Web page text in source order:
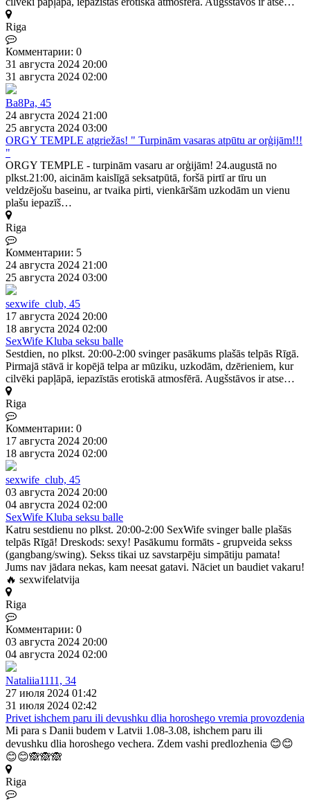
Riga
Комментарии: 0
31 августа 2024 20:00
31 августа 2024 02:00
Ba8Pa, 45
24 августа 2024 21:00
25 августа 2024 03:00
ORGY TEMPLE atgriežās! " Turpinām vasaras atpūtu ar orģijām!!!
"
ORGY TEMPLE - turpinām vasaru ar orģijām! 24.augustā no
plkst.21:00, aicinām kaislīgā seksatpūtā, foršā pirtī ar tīru un
veldzējošu baseinu, ar tvaika pirti, vienkāršām uzkodām un vienu
plašu iepazīš…
Riga
Комментарии: 5
24 августа 2024 21:00
25 августа 2024 03:00
sexwife_club, 45
17 августа 2024 20:00
18 августа 2024 02:00
SexWife Kluba seksu balle
Sestdien, no plkst. 20:00-2:00 svinger pasākums plašās telpās Rīgā.
Pirmajā stāvā ir kopējā telpa ar mūziku, uzkodām, dzērieniem, kur
cilvēki papļāpā, iepazīstās erotiskā atmosfērā. Augšstāvos ir atse…
Riga
Комментарии: 0
17 августа 2024 20:00
18 августа 2024 02:00
sexwife_club, 45
03 августа 2024 20:00
04 августа 2024 02:00
SexWife Kluba seksu balle
Katru sestdienu no plkst. 20:00-2:00 SexWife svinger balle plašās
telpās Rīgā! Dreskods: sexy! Pasākumu formāts - grupveida sekss
(gangbang/swing). Sekss tikai uz savstarpēju simpātiju pamata!
Jums nav jādara nekas, kam neesat gatavi. Nāciet un baudiet vakaru!
🔥 sexwifelatvija
Riga
Комментарии: 0
03 августа 2024 20:00
04 августа 2024 02:00
Nataliia1111, 34
27 июля 2024 01:42
31 июля 2024 02:42
Privet ishchem paru ili devushku dlia horoshego vremia provozdenia
Mi para s Danii budem v Latvii 1.08-3.08, ishchem paru ili
devushku dlia horoshego vechera. Zdem vashi predlozhenia 😊😊
😊😊🙈🙈🙈
Riga